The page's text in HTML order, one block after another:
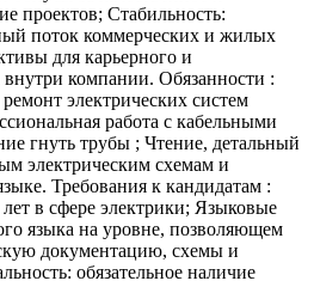
проектов; Стабильность:
поток коммерческих и жилых
для карьерного и
внутри компании. Обязанности :
электрических систем
работа с кабельными
гнуть трубы ; Чтение, детальный
электрическим схемам и
Требования к кандидатам :
в сфере электрики; Языковые
языка на уровне, позволяющем
документацию, схемы и
обязательное наличие